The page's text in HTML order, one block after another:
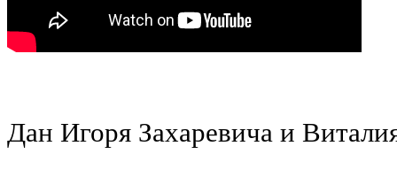
Дан Игоря Захаревича и